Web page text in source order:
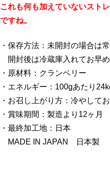
これも何も加えていないスト
ですね。
・保存方法：未開封の場合は
開封後は冷蔵庫入れてお早め
・原材料：クランベリー
・エネルギー：100gあたり
・お召し上がり方：冷やして
・賞味期間：製造より12ヶ月
・最終加工地：日本
MADE IN JAPAN 日本製